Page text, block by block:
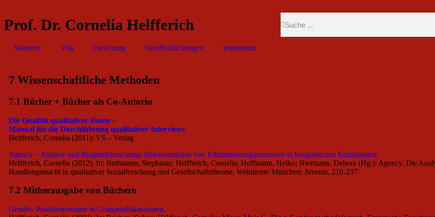
Prof. Dr. Cornelia Helfferich
Startseite Vita Forschung Veröffentlichungen Impressum
7 Wissenschaftliche Methoden
7.1 Bücher + Bücher als Co-Autorin
Die Qualität qualitativer Daten –
Manual für die Durchführung qualitativer Interviews
Helfferich, Cornelia (2011): VS – Verlag
Agency – Analyse und Biografieforschung: Rekonstruktion von Viktimisierungsprozessen in biografischen Erzählungen.
Helfferich, Cornelia (2012). In: Bethmann, Stephanie; Helfferich, Cornelia; Hoffmann, Heiko; Niermann, Debora (Hg.): Agency. Die
Handlungsmacht in qualitativer Sozialforschung und Gesellschaftstheorie. Weinheim/ München: Juventa, 210-237
7.2 Mitherausgabe von Büchern
Gender- Positionierungen in Gruppendiskussionen.